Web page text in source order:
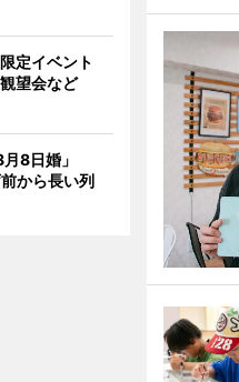
定イベント
望会など
月8日婚」
から長い列